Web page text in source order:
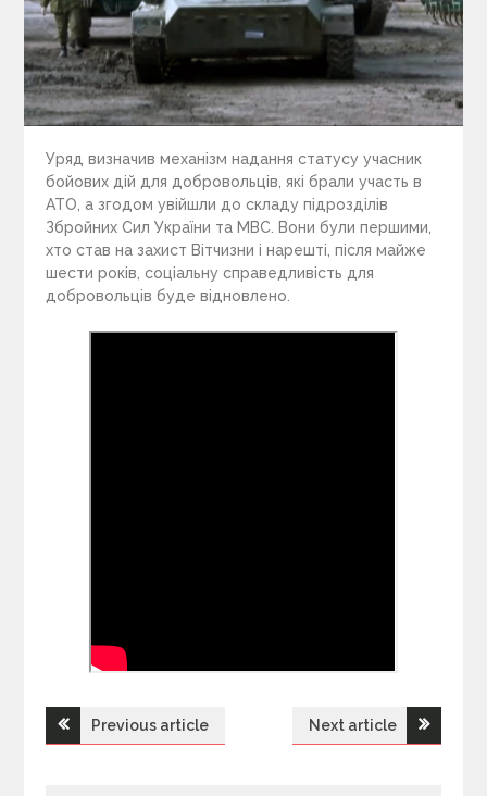
Уряд визначив механізм надання статусу учасник
бойових дій для добровольців, які брали участь в
АТО, а згодом увійшли до складу підрозділів
Збройних Сил України та МВС. Вони були першими,
хто став на захист Вітчизни і нарешті, після майже
шести років, соціальну справедливість для
добровольців буде відновлено.
Н
Previous article Next article